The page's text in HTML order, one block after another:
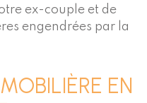
ex-couple et de
engendrées par la
EN